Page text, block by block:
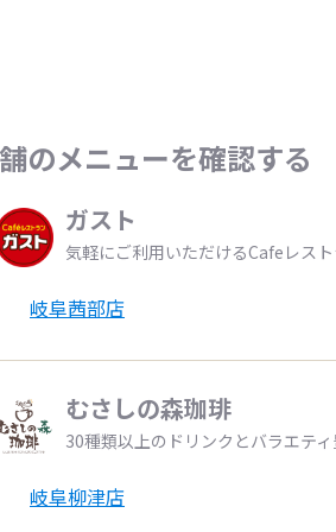
のメニューを確認する
ガスト
気軽にご利用いただけるCafeレス
岐阜茜部店
むさしの森珈琲
30種類以上のドリンクとバラエテ
岐阜柳津店